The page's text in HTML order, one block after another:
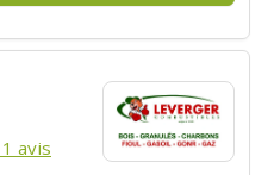
avis